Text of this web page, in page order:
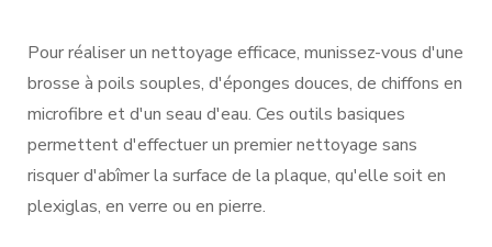
Pour réaliser un nettoyage efficace, munissez-vous d'une
brosse à poils souples, d'éponges douces, de chiffons en
microfibre et d'un seau d'eau. Ces outils basiques
permettent d'effectuer un premier nettoyage sans
risquer d'abîmer la surface de la plaque, qu'elle soit en
plexiglas, en verre ou en pierre.